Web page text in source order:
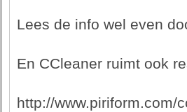
Lees de info wel even
En CCleaner ruimt ook
http://www.piriform.com/